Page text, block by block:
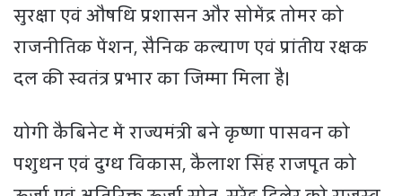
सुरक्षा एवं औषधि प्रशासन और सोमेंद्र तोमर को
राजनीतिक पेंशन, सैनिक कल्याण एवं प्रांतीय रक्षक
दल की स्वतंत्र प्रभार का जिम्मा मिला है।
योगी कैबिनेट में राज्यमंत्री बने कृष्णा पासवन को
पशुधन एवं दुग्ध विकास, कैलाश सिंह राजपूत को